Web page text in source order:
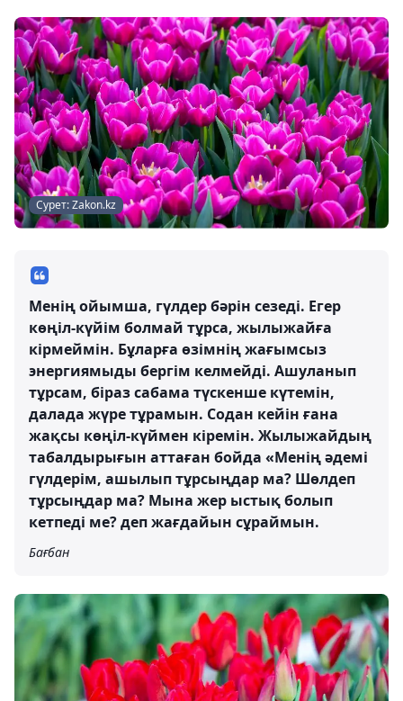
Сурет: Zakon.kz
Менің ойымша, гүлдер бәрін сезеді. Егер
көңіл-күйім болмай тұрса, жылыжайға
кірмеймін. Бұларға өзімнің жағымсыз
энергиямыды бергім келмейді. Ашуланып
тұрсам, біраз сабама түскенше күтемін,
далада жүре тұрамын. Содан кейін ғана
жақсы көңіл-күймен кіремін. Жылыжайдың
табалдырығын аттаған бойда «Менің әдемі
гүлдерім, ашылып тұрсыңдар ма? Шөлдеп
тұрсыңдар ма? Мына жер ыстық болып
кетпеді ме? деп жағдайын сұраймын.
Бағбан